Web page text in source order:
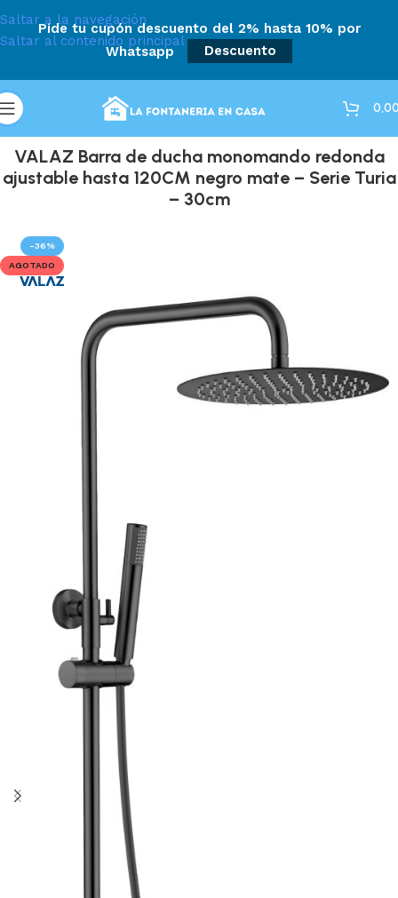
Saltar a la navegación
Saltar al contenido principal
Pide tu cupón descuento del 2% hasta 10% por
Whatsapp
Descuento
VALAZ Barra de ducha monomando redonda
ajustable hasta 120CM negro mate – Serie Turia
– 30cm
-36%
AGOTADO